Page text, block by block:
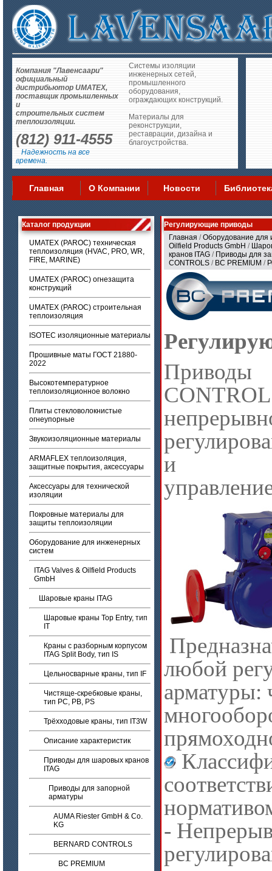
Компания "Лавенсаари"
официальный
дистрибьютор UMATEX,
поставщик промышленных
и
строительных систем
теплоизоляции.
(812) 911-4555
Надежность на все
времена.
Системы изоляции
инженерных сетей,
промышленного
оборудования,
ограждающих конструкций.
Материалы для
реконструкции,
реставрации, дизайна и
благоустройства.
Главная О Компании Новости
Каталог продукции
UMATEX (PAROC) техническая
теплоизоляция (HVAC, PRO, WR,
FIRE, MARINE)
UMATEX (PAROC) огнезащита
конструкций
UMATEX (PAROC) строительная
теплоизоляция
ISOTEC изоляционные материалы
Прошивные маты ГОСТ 21880-
2022
Высокотемпературное
теплоизоляционное волокно
Плиты стекловолокнистые
огнеупорные
Звукоизоляционные материалы
ARMAFLEX теплоизоляция,
защитные покрытия, аксессуары
Аксессуары для технической
изоляции
Покровные материалы для
защиты теплоизоляции
Оборудование для инженерных
систем
ITAG Valves & Oilfield Products
GmbH
Шаровые краны ITAG
Шаровые краны Top Entry, тип
IT
Краны с разборным корпусом
ITAG Split Body, тип IS
Цельносварные краны, тип IF
Чистяще-скребковые краны,
тип PC, PB, PS
Трёхходовые краны, тип IT3W
Описание характеристик
Приводы для шаровых кранов
ITAG
Приводы для запорной
арматуры
AUMA Riester GmbH & Co.
KG
BERNARD CONTROLS
BC PREMIUM
Регулирующие приводы
Главная /Оборудование для
Oilfield Products GmbH /
кранов ITAG / Приводы для
CONTROLS / BC PREMIUM /
и
любой
арматуры:
-